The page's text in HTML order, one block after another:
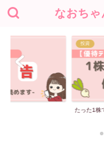
なおち
投資
たった1株